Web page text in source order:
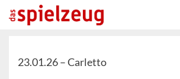
23.01.26 –Carletto